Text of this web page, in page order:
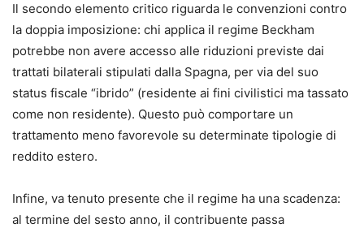
Il secondo elemento critico riguarda le convenzioni contro
la doppia imposizione: chi applica il regime Beckham
potrebbe non avere accesso alle riduzioni previste dai
trattati bilaterali stipulati dalla Spagna, per via del suo
status fiscale “ibrido” (residente ai fini civilistici ma tassato
come non residente). Questo può comportare un
trattamento meno favorevole su determinate tipologie di
reddito estero.
Infine, va tenuto presente che il regime ha una scadenza:
al termine del sesto anno, il contribuente passa